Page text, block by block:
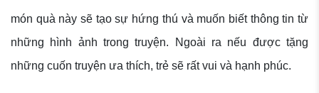
món quà này sẽ tạo sự hứng thú và muốn biết thông tin từ
những hình ảnh trong truyện. Ngoài ra nếu được tặng
những cuốn truyện ưa thích, trẻ sẽ rất vui và hạnh phúc.